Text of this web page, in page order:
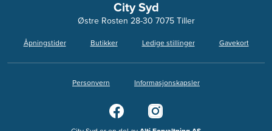
City Syd
Østre Rosten 28-30 7075 Tiller
Åpningstider Butikker Ledige stillinger Gavekort
Personvern Informasjonskapsler